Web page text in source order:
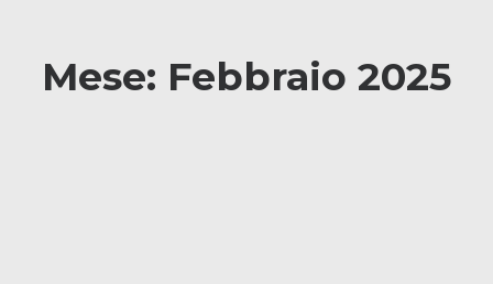
Mese: Febbraio 2025